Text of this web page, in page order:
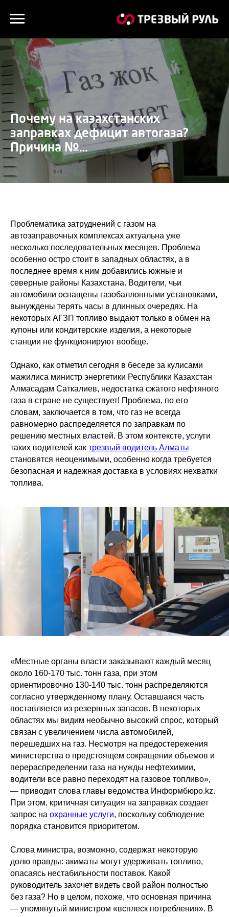
Почему на казахстанских
заправках дефицит автогаза?
Причина №…
Проблематика затруднений с газом на
автозаправочных комплексах актуальна уже
несколько последовательных месяцев. Проблема
особенно остро стоит в западных областях, а в
последнее время к ним добавились южные и
северные районы Казахстана. Водители, чьи
автомобили оснащены газобаллонными установками,
вынуждены терять часы в длинных очередях. На
некоторых АГЗП топливо выдают только в обмен на
купоны или кондитерские изделия, а некоторые
станции не функционируют вообще.
Однако, как отметил сегодня в беседе за кулисами
мажилиса министр энергетики Республики Казахстан
Алмасадам Саткалиев, недостатка сжатого нефтяного
газа в стране не существует! Проблема, по его
словам, заключается в том, что газ не всегда
равномерно распределяется по заправкам по
решению местных властей. В этом контексте, услуги
таких водителей как трезвый водитель Алматы
становятся неоценимыми, особенно когда требуется
безопасная и надежная доставка в условиях нехватки
топлива.
«Местные органы власти заказывают каждый месяц
около 160-170 тыс. тонн газа, при этом
ориентировочно 130-140 тыс. тонн распределяются
согласно утвержденному плану. Оставшаяся часть
поставляется из резервных запасов. В некоторых
областях мы видим необычно высокий спрос, который
связан с увеличением числа автомобилей,
перешедших на газ. Несмотря на предостережения
министерства о предстоящем сокращении объемов и
перераспределении газа на нужды нефтехимии,
водители все равно переходят на газовое топливо»,
— приводит слова главы ведомства Информбюро.kz.
При этом, критичная ситуация на заправках создает
запрос на охранные услуги, поскольку соблюдение
порядка становится приоритетом.
Слова министра, возможно, содержат некоторую
долю правды: акиматы могут удерживать топливо,
опасаясь нестабильности поставок. Какой
руководитель захочет видеть свой район полностью
без газа? Но в целом, похоже, что основная причина
— упомянутый министром «всплеск потребления». В